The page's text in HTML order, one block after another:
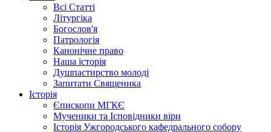
Всі Статті
Літургіка
Богослов'я
Патрологія
Канонічне право
Наша історія
Душпастирство молоді
Запитати Священика
Історія
Єпископи МГКЄ
Мученики та Ісповідники віри
Історія Ужгородського кафедрального собору